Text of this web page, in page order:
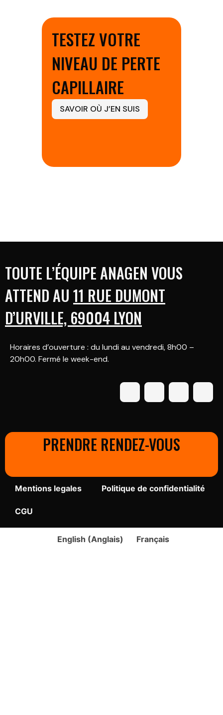
TESTEZ VOTRE
NIVEAU DE PERTE
CAPILLAIRE
SAVOIR OÙ J’EN SUIS
TOUTE L’ÉQUIPE ANAGEN VOUS
ATTEND AU 11 RUE DUMONT
D’URVILLE, 69004 LYON
Horaires d’ouverture : du lundi au vendredi, 8h00 –
20h00. Fermé le week-end.
PRENDRE RENDEZ-VOUS
Mentions legales Politique de confidentialité
CGU
English (Anglais) Français